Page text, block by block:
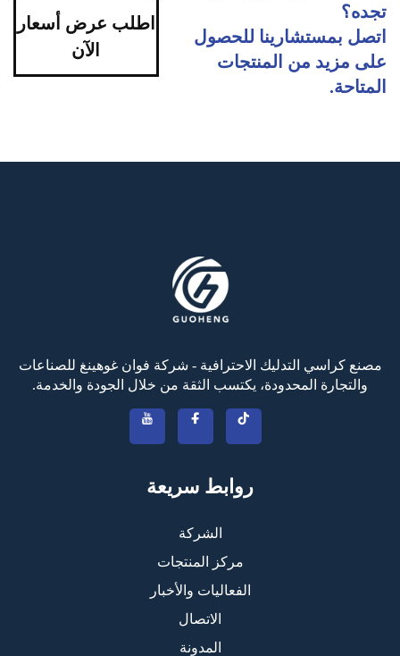
تجده؟
اتصل بمستشارينا للحصول
على مزيد من المنتجات
المتاحة.
اطلب عرض أسعار
الآن
مصنع كراسي التدليك الاحترافية - شركة فوان غوهينغ للصناعات
والتجارة المحدودة، يكتسب الثقة من خلال الجودة والخدمة.
روابط سريعة
الشركة
مركز المنتجات
الفعاليات والأخبار
الاتصال
المدونة